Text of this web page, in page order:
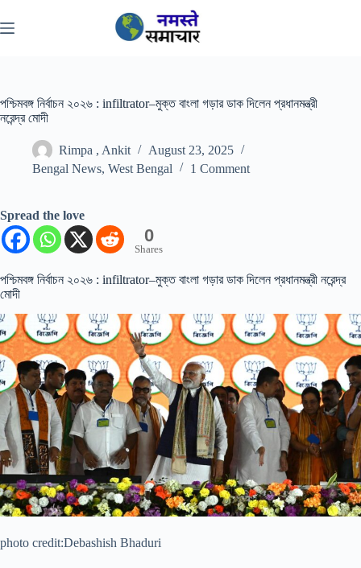
to
content
পশ্চিমবঙ্গ নির্বাচন ২০২৬ : infiltrator–মুক্ত বাংলা গড়ার ডাক দিলেন প্রধানমন্ত্রী
নরেন্দ্র মোদী
Rimpa , Ankit
August 23, 2025
Bengal News, West Bengal 1 Comment
Spread the love
0
Shares
পশ্চিমবঙ্গ নির্বাচন ২০২৬ : infiltrator–মুক্ত বাংলা গড়ার ডাক দিলেন প্রধানমন্ত্রী নরেন্দ্র
মোদী
photo credit:Debashish Bhaduri